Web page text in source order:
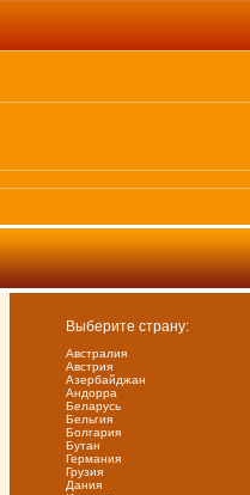
Выберите страну:
Австралия
Австрия
Азербайджан
Андорра
Беларусь
Бельгия
Болгария
Бутан
Германия
Грузия
Дания